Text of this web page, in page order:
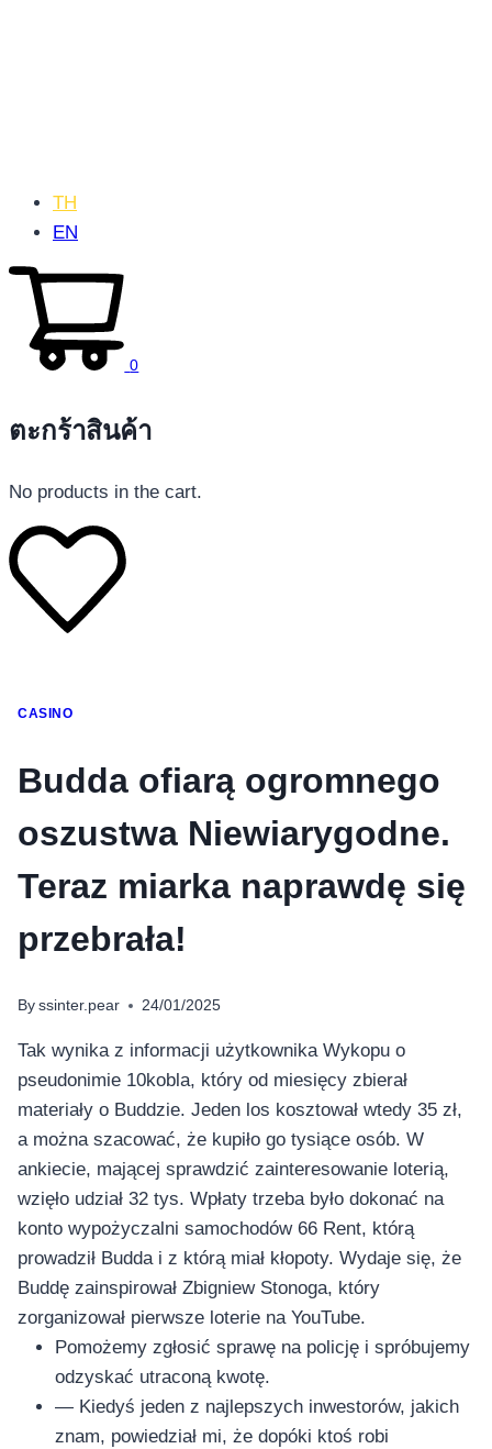
โทรศัพท์มือถือ
อุปกรณ์เสริมโทรศัพท์
สินค้าตามแบรนด์
TH
EN
0
ตะกร้าสินค้า
No products in the cart.
CASINO
Budda ofiarą ogromnego
oszustwa Niewiarygodne.
Teraz miarka naprawdę się
przebrała!
By ssinter.pear 24/01/2025
Tak wynika z informacji użytkownika Wykopu o
pseudonimie 10kobla, który od miesięcy zbierał
materiały o Buddzie. Jeden los kosztował wtedy 35 zł,
a można szacować, że kupiło go tysiące osób. W
ankiecie, mającej sprawdzić zainteresowanie loterią,
wzięło udział 32 tys. Wpłaty trzeba było dokonać na
konto wypożyczalni samochodów 66 Rent, którą
prowadził Budda i z którą miał kłopoty. Wydaje się, że
Buddę zainspirował Zbigniew Stonoga, który
zorganizował pierwsze loterie na YouTube.
Pomożemy zgłosić sprawę na policję i spróbujemy
odzyskać utraconą kwotę.
— Kiedyś jeden z najlepszych inwestorów, jakich
znam, powiedział mi, że dopóki ktoś robi